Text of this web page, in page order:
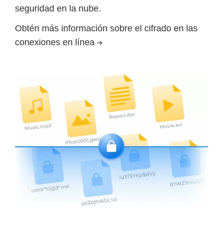
seguridad en la nube.
Obtén más información sobre el cifrado en las
conexiones en línea